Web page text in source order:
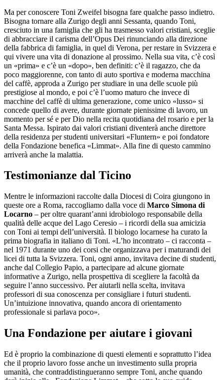
Ma per conoscere Toni Zweifel bisogna fare qualche passo indietro.
Bisogna tornare alla Zurigo degli anni Sessanta, quando Toni,
cresciuto in una famiglia che gli ha trasmesso valori cristiani, sceglie
di abbracciare il carisma dell’Opus Dei rinunciando alla direzione
della fabbrica di famiglia, in quel di Verona, per restare in Svizzera e
qui vivere una vita di donazione al prossimo. Nella sua vita, c’è così
un «prima» e c’è un «dopo», ben definiti: c’è il ragazzo, che da
poco maggiorenne, con tanto di auto sportiva e moderna macchina
del caffè, approda a Zurigo per studiare in una delle scuole più
prestigiose al mondo, e poi c’è l’uomo maturo che invece di
macchine del caffè di ultima generazione, come unico «lusso» si
concede quello di avere, durante giornate pienissime di lavoro, un
momento per sé e per Dio nella recita quotidiana del rosario e per la
Santa Messa. Ispirato dai valori cristiani diventerà anche direttore
della residenza per studenti universitari «Fluntern» e poi fondatore
della Fondazione benefica «Limmat». Alla fine di questo cammino
arriverà anche la malattia.
Testimonianze dal Ticino
Mentre le informazioni raccolte dalla Diocesi di Coira giungono in
queste ore a Roma, raccogliamo dalla voce di Marco Simona di
Locarno – per oltre quarant’anni idrobiologo responsabile della
qualità delle acque del Lago Ceresio – i ricordi della sua amicizia
con Toni ai tempi dell’università. Il biologo locarnese ha curato la
prima biografia in italiano di Toni. «L’ho incontrato – ci racconta –
nel 1971 durante uno dei corsi che organizzava per i maturandi dei
licei di tutta la Svizzera. Toni, ogni anno, invitava decine di studenti,
anche dal Collegio Papio, a partecipare ad alcune giornate
informative a Zurigo, nella prospettiva di scegliere la facoltà da
seguire l’anno successivo. Per aiutarli nella scelta, invitava
professori di sua conoscenza per consigliare i futuri studenti.
Un’intuizione innovativa, quando ancora di orientamento
professionale si parlava poco».
Una Fondazione per aiutare i giovani
Ed è proprio la combinazione di questi elementi e soprattutto l’idea
che il proprio lavoro fosse anche un investimento sulla propria
umanità, che contraddistingueranno sempre Toni, anche quando